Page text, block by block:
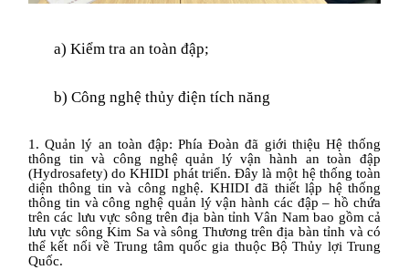
a) Kiểm tra an toàn đập;
b) Công nghệ thủy điện tích năng
1. Quản lý an toàn đập: Phía Đoàn đã giới thiệu Hệ thống
thông tin và công nghệ quản lý vận hành an toàn đập
(Hydrosafety) do KHIDI phát triển. Đây là một hệ thống toàn
diện thông tin và công nghệ. KHIDI đã thiết lập hệ thống
thông tin và công nghệ quản lý vận hành các đập – hồ chứa
trên các lưu vực sông trên địa bàn tỉnh Vân Nam bao gồm cả
lưu vực sông Kim Sa và sông Thương trên địa bàn tỉnh và có
thể kết nối về Trung tâm quốc gia thuộc Bộ Thủy lợi Trung
Quốc.